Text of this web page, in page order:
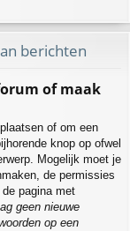
berichten
of maak
of om een
knop op ofwel
Mogelijk moet je
de permissies
pagina met
geen nieuwe
op een